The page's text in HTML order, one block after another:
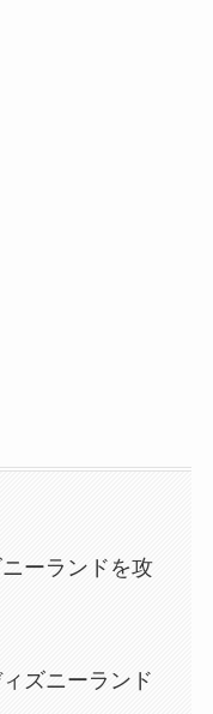
ーランドを攻
ズニーランド